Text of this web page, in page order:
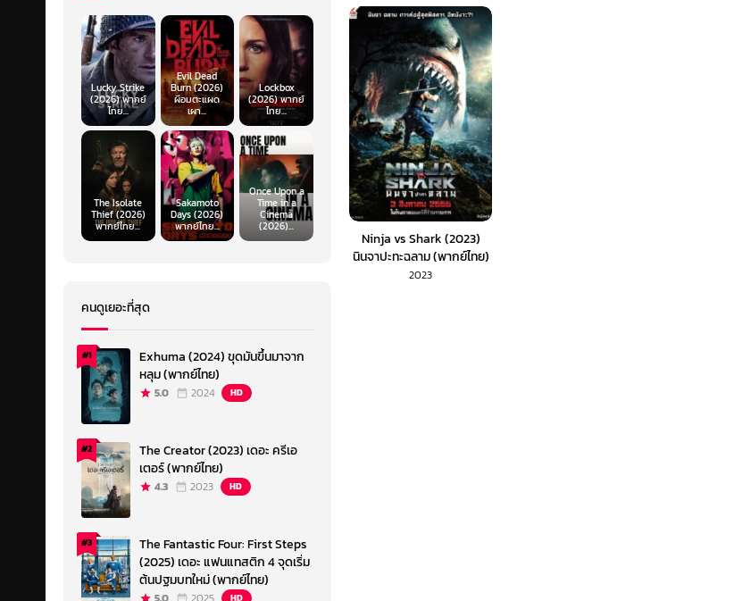
Ninja vs Shark (2023)
นินจาปะทะฉลาม (พากย์ไทย)
2023
Lucky Strike
(2026) พากย์
ไทย...
Evil Dead
Burn (2026)
ผีอมตะแผด
เผา...
Lockbox
(2026) พากย์
ไทย...
The Isolate
Thief (2026)
พากย์ไทย...
Sakamoto
Days (2026)
พากย์ไทย...
Once Upon a
Time in a
Cinema
(2026)...
คนดูเยอะที่สุด
#1
Exhuma (2024) ขุดมันขึ้นมาจาก
หลุม (พากย์ไทย)
5.0 2024 HD
#2
The Creator (2023) เดอะ ครีเอ
เตอร์ (พากย์ไทย)
4.3 2023 HD
#3
The Fantastic Four: First Steps
(2025) เดอะ แฟนแทสติก 4 จุดเริ่ม
ต้นปฐมบทใหม่ (พากย์ไทย)
HD